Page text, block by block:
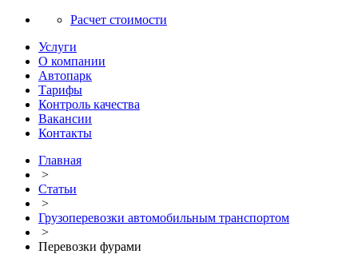
Расчет стоимости
Услуги
О компании
Автопарк
Тарифы
Контроль качества
Вакансии
Контакты
Главная
>
Статьи
>
Грузоперевозки автомобильным транспортом
>
Перевозки фурами